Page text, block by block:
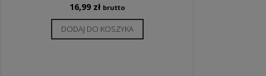
16,99 zł brutto
DODAJ DO KOSZYKA